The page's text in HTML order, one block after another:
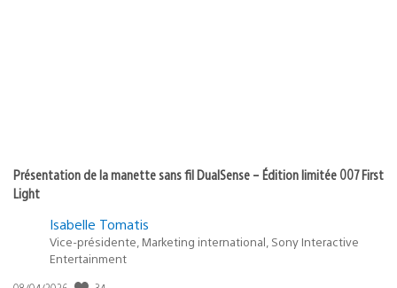
Présentation de la manette sans fil DualSense – Édition limitée 007 First
Light
Isabelle Tomatis
Vice-présidente, Marketing international, Sony Interactive
Entertainment